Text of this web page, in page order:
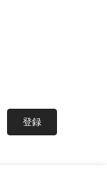
登録